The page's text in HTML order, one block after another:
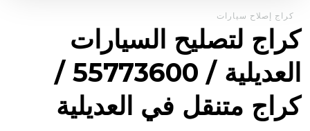
كراج إصلاح سيارات
كراج لتصليح السيارات
العديلية / 55773600‬ /
كراج متنقل في العديلية